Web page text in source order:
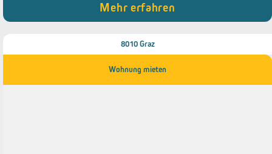
Mehr erfahren
8010 Graz
Wohnung mieten